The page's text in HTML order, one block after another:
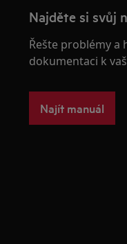
Najděte si svůj
Řešte problémy a
dokumentaci k
Najít manuál